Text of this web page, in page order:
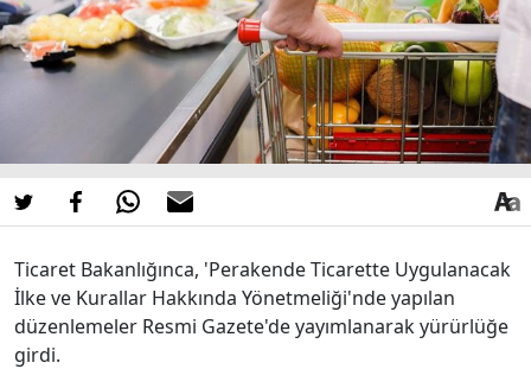
Ticaret Bakanlığınca, 'Perakende Ticarette Uygulanacak
İlke ve Kurallar Hakkında Yönetmeliği'nde yapılan
düzenlemeler Resmi Gazete'de yayımlanarak yürürlüğe
girdi.